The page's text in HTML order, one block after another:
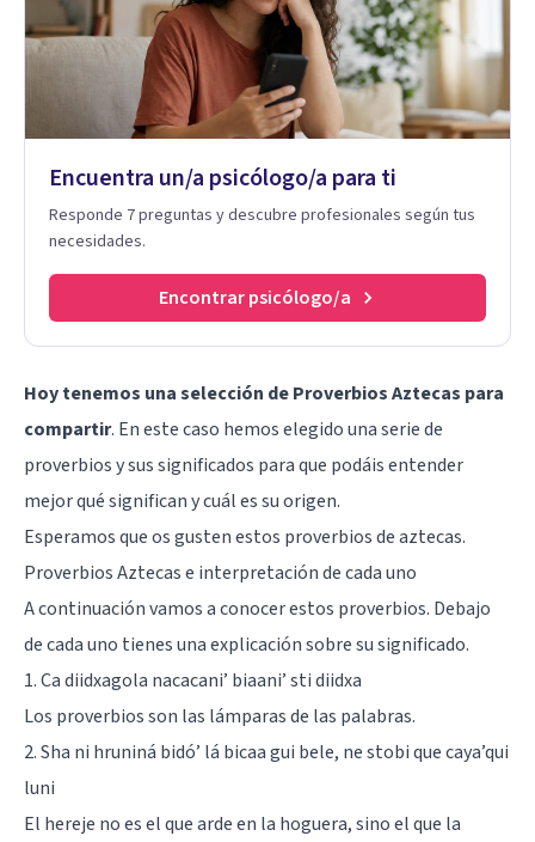
Encuentra un/a psicólogo/a para ti
Responde 7 preguntas y descubre profesionales según tus
necesidades.
Encontrar psicólogo/a
Hoy tenemos una selección de Proverbios Aztecas para
compartir. En este caso hemos elegido una serie de
proverbios y sus significados para que podáis entender
mejor qué significan y cuál es su origen.
Esperamos que os gusten estos proverbios de aztecas.
Proverbios Aztecas e interpretación de cada uno
A continuación vamos a conocer estos proverbios. Debajo
de cada uno tienes una explicación sobre su significado.
1. Ca diidxagola nacacani’ biaani’ sti diidxa
Los proverbios son las lámparas de las palabras.
2. Sha ni hruniná bidó’ lá bicaa gui bele, ne stobi que caya’qui
luni
El hereje no es el que arde en la hoguera, sino el que la